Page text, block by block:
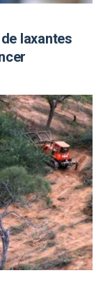
laxantes